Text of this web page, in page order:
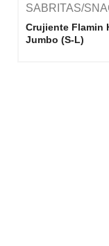
Rated
0
out
of
5
SABRITAS/
Crujiente Flamin
Jumbo (S-L)